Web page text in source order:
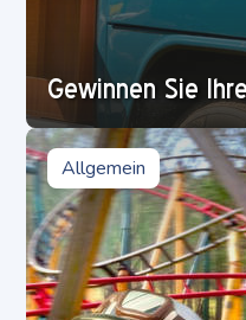
Gewinnen Sie
Allgemein